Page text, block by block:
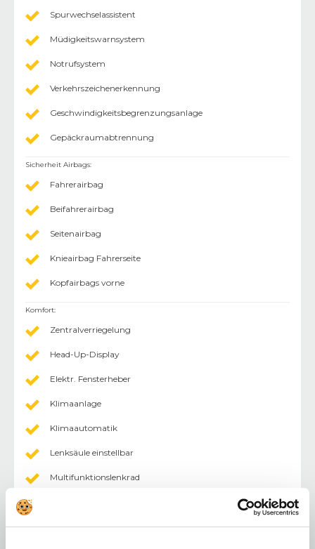
Spurwechselassistent
Müdigkeitswarnsystem
Notrufsystem
Verkehrszeichenerkennung
Geschwindigkeitsbegrenzungsanlage
Gepäckraumabtrennung
Sicherheit Airbags:
Fahrerairbag
Beifahrerairbag
Seitenairbag
Knieairbag Fahrerseite
Kopfairbags vorne
Komfort:
Zentralverriegelung
Head-Up-Display
Elektr. Fensterheber
Klimaanlage
Klimaautomatik
Lenksäule einstellbar
Multifunktionslenkrad
Einparkhilfe (PDC) Sensoren hinten